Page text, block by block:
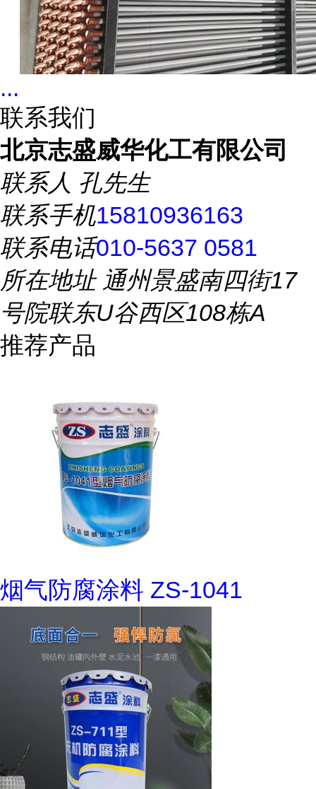
...
联系我们
北京志盛威华化工有限公司
联系人 孔先生
联系手机15810936163
联系电话010-5637 0581
所在地址通州景盛南四街17
号院联东U谷西区108栋A
推荐产品
烟气防腐涂料 ZS-1041